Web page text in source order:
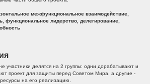
межфункциональное взаимодействие,
функциональное лидерство, делегирование,
участники делятся на 2 группы: одни дорабатывают и
проект для защиты перед Советом Мира, а другие -
на его реализацию.